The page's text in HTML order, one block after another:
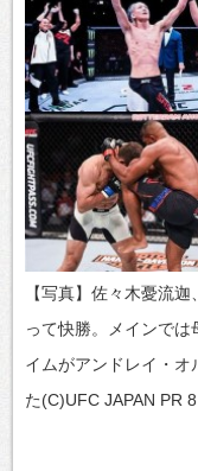
【写真】佐々木憂流
って快勝。メインで
イムがアンドレイ・オ
た(C)UFC JAPAN PR